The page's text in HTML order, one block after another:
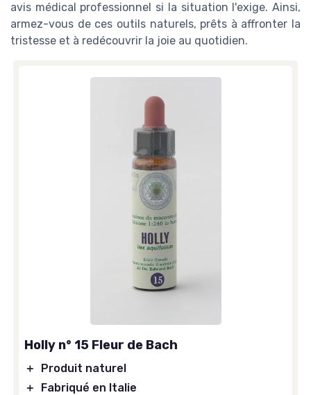
avis médical professionnel si la situation l'exige. Ainsi,
armez-vous de ces outils naturels, prêts à affronter la
tristesse et à redécouvrir la joie au quotidien.
Holly n° 15 Fleur de Bach
＋
Produit naturel
＋
Fabriqué en Italie